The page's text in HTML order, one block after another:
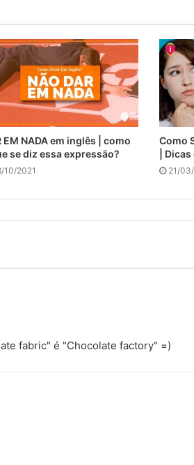
EM NADA em inglês | como
se diz essa expressão?
10/2021
Como
|
21/
fabric" é "Chocolate factory" =)